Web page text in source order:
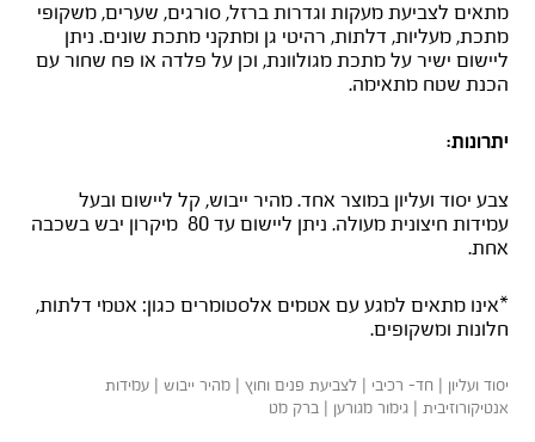
מתאים לצביעת מעקות וגדרות ברזל, סורגים, שערים, משקופי
מתכת, מעליות, דלתות, רהיטי גן ומתקני מתכת שונים. ניתן
ליישום ישיר על מתכת מגולוונת, וכן על פלדה או פח שחור עם
הכנת שטח מתאימה.
יתרונות:
צבע יסוד ועליון במוצר אחד. מהיר ייבוש, קל ליישום ובעל
עמידות חיצונית מעולה. ניתן ליישום עד 80 מיקרון יבש בשכבה
אחת.
*אינו מתאים למגע עם אטמים אלסטומרים כגון: אטמי דלתות,
חלונות ומשקופים.
יסוד ועליון | חד- רכיבי | לצביעת פנים וחוץ | מהיר ייבוש | עמידות
אנטיקורוזיבית | גימור מגורען | ברק מט